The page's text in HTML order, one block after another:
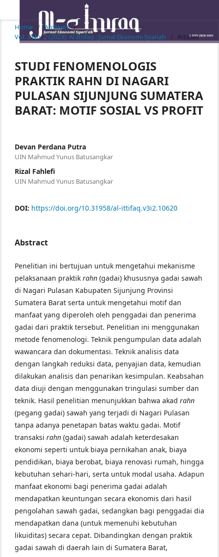
Home / Archives /
Vol. 3 No. 2 (2023): Al-Ittifaq : Jurnal Ekonomi Syariah
/ Articles
STUDI FENOMENOLOGIS
PRAKTIK RAHN DI NAGARI
PULASAN SIJUNJUNG SUMATERA
BARAT: MOTIF SOSIAL VS PROFIT
Devan Perdana Putra
UIN Mahmud Yunus Batusangkar
Rizal Fahlefi
UIN Mahmud Yunus Batusangkar
DOI: https://doi.org/10.31958/al-ittifaq.v3i2.10620
Abstract
Penelitian ini bertujuan untuk mengetahui mekanisme
pelaksanaan praktik rahn (gadai) khususnya gadai sawah
di Nagari Pulasan Kabupaten Sijunjung Provinsi
Sumatera Barat serta untuk mengetahui motif dan
manfaat yang diperoleh oleh penggadai dan penerima
gadai dari praktik tersebut. Penelitian ini menggunakan
metode fenomenologi. Teknik pengumpulan data adalah
wawancara dan dokumentasi. Teknik analisis data
dengan langkah reduksi data, penyajian data, kemudian
dilakukan analisis dan penarikan kesimpulan. Keabsahan
data diuji dengan menggunakan tringulasi sumber dan
teknik. Hasil penelitian menunjukkan bahwa akad rahn
(pegang gadai) sawah yang terjadi di Nagari Pulasan
tanpa adanya penetapan batas waktu gadai. Motif
transaksi rahn (gadai) sawah adalah keterdesakan
ekonomi seperti untuk biaya pernikahan anak, biaya
pendidikan, biaya berobat, biaya renovasi rumah, hingga
kebutuhan sehari-hari, serta untuk modal usaha. Adapun
manfaat ekonomi bagi penerima gadai adalah
mendapatkan keuntungan secara ekonomis dari hasil
pengolahan sawah gadai, sedangkan bagi penggadai dia
mendapatkan dana (untuk memenuhi kebutuhan
likuiditas) secara cepat. Dibandingkan dengan praktik
gadai sawah di daerah lain di Sumatera Barat,